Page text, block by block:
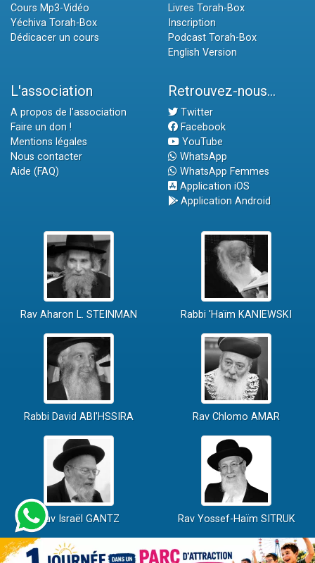
Cours Mp3-Vidéo
Yéchiva Torah-Box
Dédicacer un cours
Livres Torah-Box
Inscription
Podcast Torah-Box
English Version
L'association
A propos de l'association
Faire un don !
Mentions légales
Nous contacter
Aide (FAQ)
Retrouvez-nous...
Twitter
Facebook
YouTube
WhatsApp
WhatsApp Femmes
Application iOS
Application Android
Rav Aharon L. STEINMAN Rabbi 'Haïm KANIEWSKI
Rabbi David ABI'HSSIRA Rav Chlomo AMAR
Rav Israël GANTZ Rav Yossef-Haïm SITRUK